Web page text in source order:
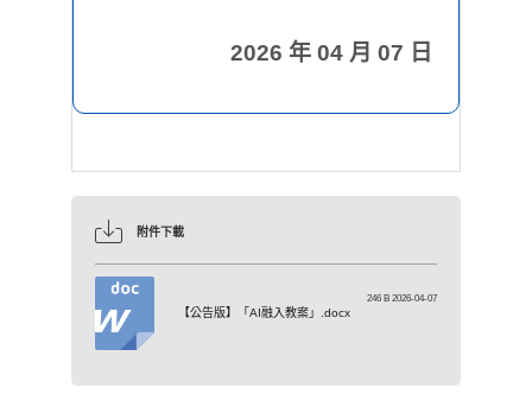
2026 年 04 月 07 日
附件下載
【公告版】「AI融入教案」.docx
246 B 2026-04-07